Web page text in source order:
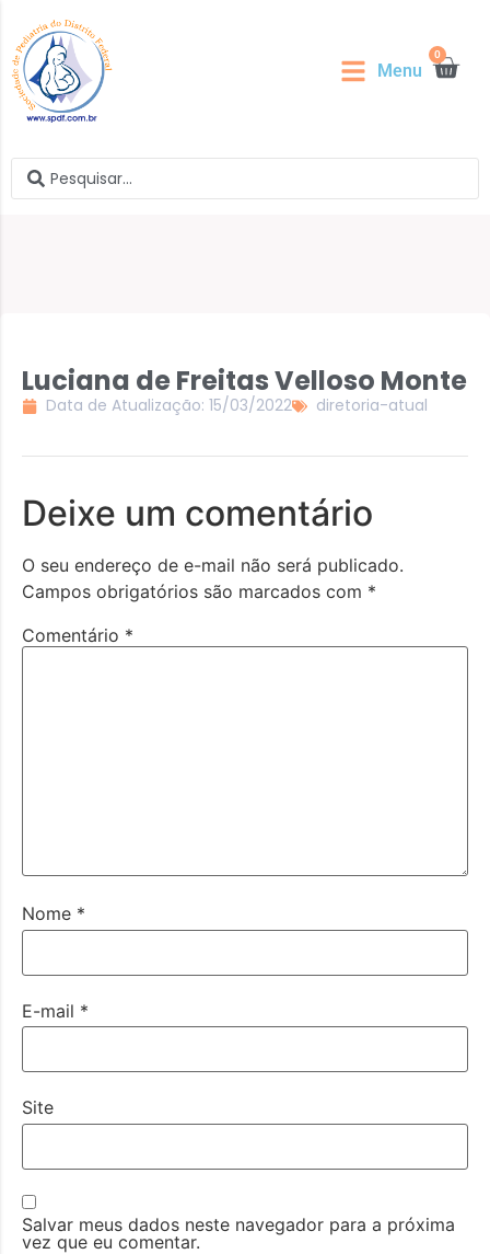
0
Menu
Luciana de Freitas Velloso Monte
Data de Atualização: 15/03/2022 diretoria-atual
Deixe um comentário
O seu endereço de e-mail não será publicado.
Campos obrigatórios são marcados com *
Comentário *
Nome *
E-mail *
Site
Salvar meus dados neste navegador para a próxima
vez que eu comentar.